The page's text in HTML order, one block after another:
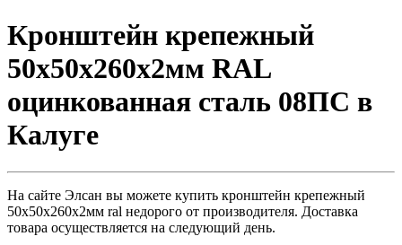
Кронштейн крепежный
50х50х260х2мм RAL
оцинкованная сталь 08ПС в
Калуге
На сайте Элсан вы можете купить кронштейн крепежный
50х50х260х2мм ral недорого от производителя. Доставка
товара осуществляется на следующий день.